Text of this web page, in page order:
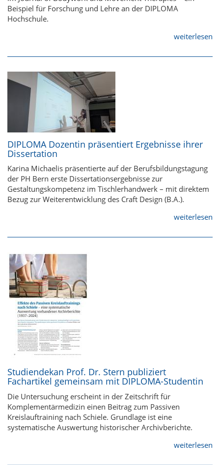
Beispiel für Forschung und Lehre an der DIPLOMA
Hochschule.
weiterlesen
DIPLOMA Dozentin präsentiert Ergebnisse ihrer
Dissertation
Karina Michaelis präsentierte auf der Berufsbildungstagung
der PH Bern erste Dissertationsergebnisse zur
Gestaltungskompetenz im Tischlerhandwerk – mit direktem
Bezug zur Weiterentwicklung des Craft Design (B.A.).
weiterlesen
Studiendekan Prof. Dr. Stern publiziert
Fachartikel gemeinsam mit DIPLOMA-Studentin
Die Untersuchung erscheint in der Zeitschrift für
Komplementärmedizin einen Beitrag zum Passiven
Kreislauftraining nach Schiele. Grundlage ist eine
systematische Auswertung historischer Archivberichte.
weiterlesen